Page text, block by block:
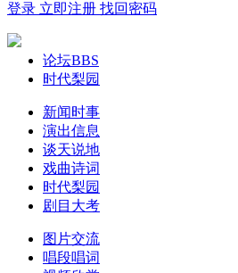
登录 立即注册 找回密码
论坛BBS
时代梨园
新闻时事
演出信息
谈天说地
戏曲诗词
时代梨园
剧目大考
图片交流
唱段唱词